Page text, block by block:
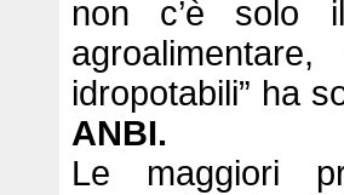
non c’è solo
idropotabili” ha
ANBI.
Le maggiori